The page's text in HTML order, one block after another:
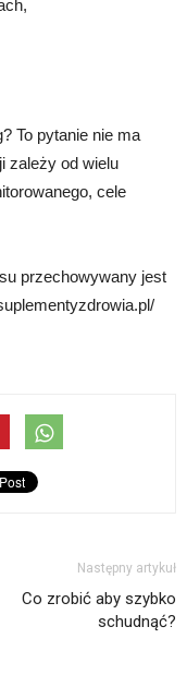
To pytanie nie ma
zależy od wielu
cele
przechowywany jest
Następny artykuł
Co zrobić aby szybko
schudnąć?